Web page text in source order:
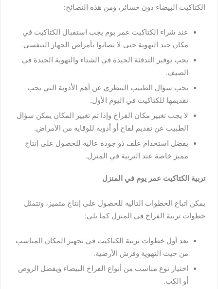
الكتاكيت البيضاء دون خسائر، ومن هذه النصائح:
عند شراء الكتاكيت عمر يوم يجب استقبال الكتاكيت في
مكان جيد التهوية حتى لا يصابوا بأمراض الجهاز التنفسي.
يجب توفير التدفئة الجيدة في الشتاء والتهوية الجيدة في
الصيف.
يجب سؤال الطبيب البيطري عن أهم الأدوية التي يجب
تقديمها للكتاكيت في اليوم الأول.
لا يجب تغيير مكان الفراخ وإذا تم تغيير المكان يمكن سؤال
الطبيب عن تقديم لقاح أو أدوية للوقاية من الأمراض.
يفضل استخدام علف ذو جودة عالية للحصول على إنتاج
مميز خاصة عند التربية في المنزل.
تربية الكتاكيت عمر يوم في المنزل
يمكن اتباع الخطوات التالية للحصول على إنتاج متميز، وتتمثل
خطوات تربية الفراخ في المنزل كما يلي:
تعد أول خطوات تربية الكتاكيت في تجهيز المكان المناسب
من حيث التهوية وفرش الأرضية.
اختيار نوع مناسب من أنواع الفراخ البيضاء ويفضل الروص
أو الكب.